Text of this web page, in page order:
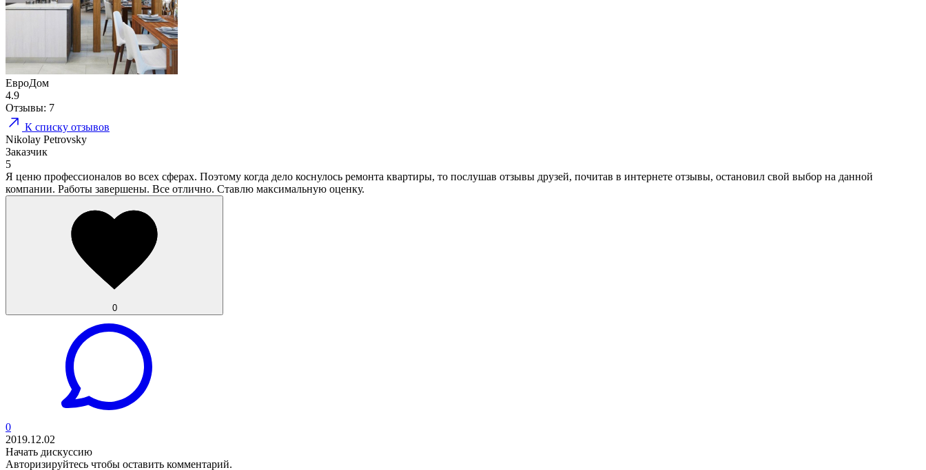
ЕвроДом
4.9
Отзывы: 7
К списку отзывов
Nikolay Petrovsky
Заказчик
5
Я ценю профессионалов во всех сферах. Поэтому когда дело коснулось ремонта квартиры, то послушав отзывы друзей, почитав в интернете отзывы, остановил свой выбор на данной
компании. Работы завершены. Все отлично. Ставлю максимальную оценку.
0
0
2019.12.02
Начать дискуссию
Авторизируйтесь чтобы оставить комментарий.